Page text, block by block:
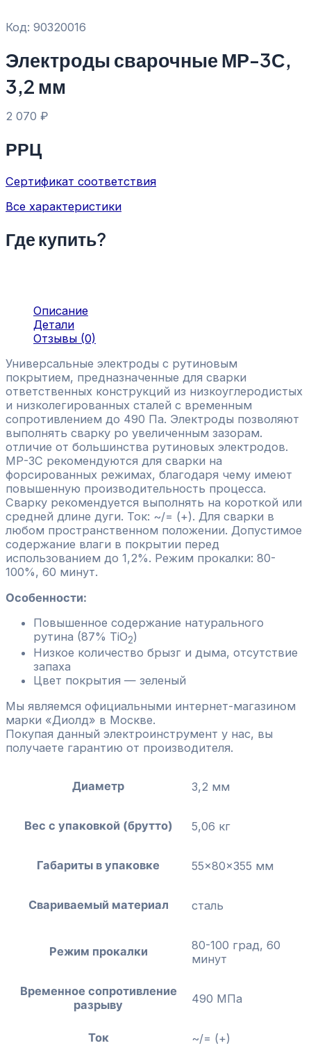
Код: 90320016
Электроды сварочные МР-3С,
3,2 мм
2 070 ₽
РРЦ
Сертификат соответствия
Все характеристики
Где купить?
Описание
Детали
Отзывы (0)
Универсальные электроды с рутиновым
покрытием, предназначенные для сварки
ответственных конструкций из низкоуглеродистых
и низколегированных сталей с временным
сопротивлением до 490 Па. Электроды позволяют
выполнять сварку ро увеличенным зазорам.
отличие от большинства рутиновых электродов.
МР-3С рекомендуются для сварки на
форсированных режимах, благодаря чему имеют
повышенную производительность процесса.
Сварку рекомендуется выполнять на короткой или
средней длине дуги. Ток: ~/= (+). Для сварки в
любом пространственном положении. Допустимое
содержание влаги в покрытии перед
использованием до 1,2%. Режим прокалки: 80-
100%, 60 минут.
Особенности:
Повышенное содержание натурального
рутина (87% TiO2)
Низкое количество брызг и дыма, отсутствие
запаха
Цвет покрытия — зеленый
Мы являемся официальными интернет-магазином
марки «Диолд» в Москве.
Покупая данный электроинструмент у нас, вы
получаете гарантию от производителя.
Диаметр 3,2 мм
Вес с упаковкой (брутто) 5,06 кг
Габариты в упаковке 55x80x355 мм
Свариваемый материал сталь
Режим прокалки
80-100 град, 60
минут
Временное сопротивление
разрыву
490 МПа
Ток ~/= (+)